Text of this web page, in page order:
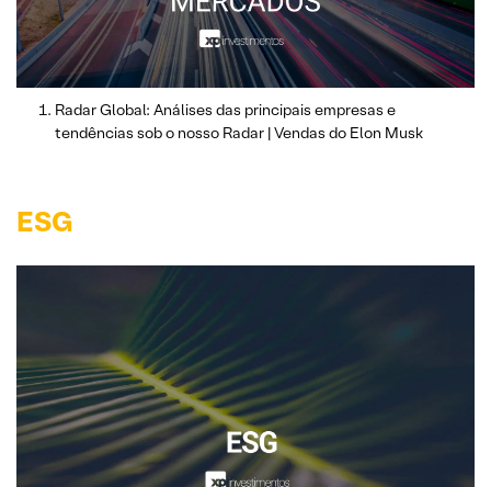
Radar Global: Análises das principais empresas e
tendências sob o nosso Radar | Vendas do Elon Musk
ESG